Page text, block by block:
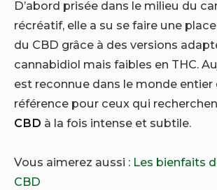
D’abord prisée dans le milieu du
récréatif, elle a su se faire une place
du CBD grâce à des versions
cannabidiol mais faibles en THC.
est reconnue dans le monde entier
référence pour ceux qui
CBD à la fois intense et subtile.
Vous aimerez aussi : Les bienfaits
CBD